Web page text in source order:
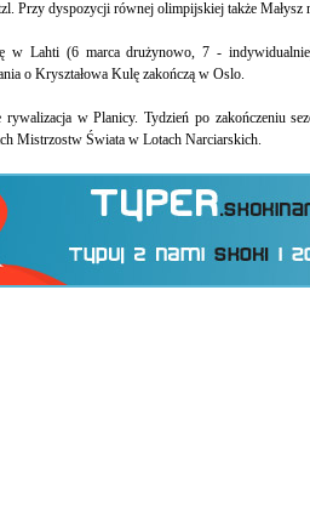
Przy dyspozycji równej olimpijskiej także Małysz
w Lahti (6 marca drużynowo, 7 -
o Kryształowa Kulę zakończą w Oslo.
rywalizacja w Planicy. Tydzień po zakończeniu
Mistrzostw Świata w Lotach Narciarskich.